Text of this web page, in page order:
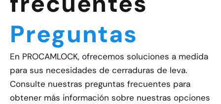
Preguntas
En PROCAMLOCK, ofrecemos soluciones a medida
para sus necesidades de cerraduras de leva.
Consulte nuestras preguntas frecuentes para
obtener más información sobre nuestras opciones